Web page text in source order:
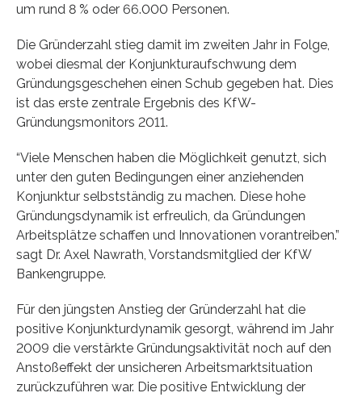
um rund 8 % oder 66.000 Personen.
Die Gründerzahl stieg damit im zweiten Jahr in Folge,
wobei diesmal der Konjunkturaufschwung dem
Gründungsgeschehen einen Schub gegeben hat. Dies
ist das erste zentrale Ergebnis des KfW-
Gründungsmonitors 2011.
“Viele Menschen haben die Möglichkeit genutzt, sich
unter den guten Bedingungen einer anziehenden
Konjunktur selbstständig zu machen. Diese hohe
Gründungsdynamik ist erfreulich, da Gründungen
Arbeitsplätze schaffen und Innovationen vorantreiben.”
sagt Dr. Axel Nawrath, Vorstandsmitglied der KfW
Bankengruppe.
Für den jüngsten Anstieg der Gründerzahl hat die
positive Konjunkturdynamik gesorgt, während im Jahr
2009 die verstärkte Gründungsaktivität noch auf den
Anstoßeffekt der unsicheren Arbeitsmarktsituation
zurückzuführen war. Die positive Entwicklung der